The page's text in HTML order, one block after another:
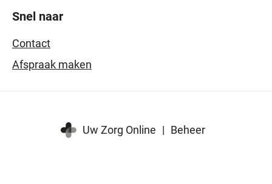
Snel naar
Contact
Afspraak maken
Uw Zorg Online | Beheer